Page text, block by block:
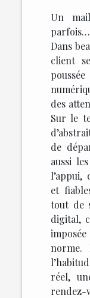
Un
Dans
client
des
Sur le
de
aussi
l’appui,
et
tout de
digital,
imposée
norme.
réel,